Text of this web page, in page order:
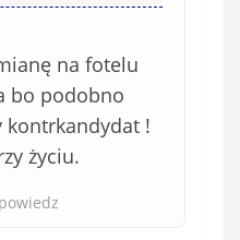
na fotelu
bo podobno
kontrkandydat !
życiu.